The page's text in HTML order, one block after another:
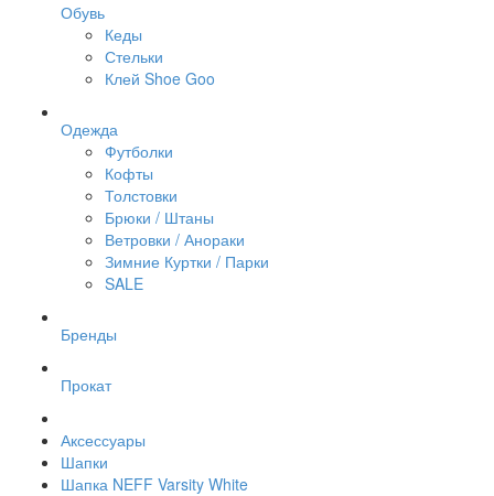
Обувь
Кеды
Стельки
Клей Shoe Goo
Одежда
Футболки
Кофты
Толстовки
Брюки / Штаны
Ветровки / Анораки
Зимние Куртки / Парки
SALE
Бренды
Прокат
Аксессуары
Шапки
Шапка NEFF Varsity White